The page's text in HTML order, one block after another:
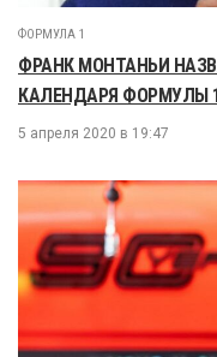
ФОРМУЛА 1
ФРАНК МОНТАНЬИ
КАЛЕНДАРЯ ФОРМУЛЫ
5 апреля 2020 в 19:47